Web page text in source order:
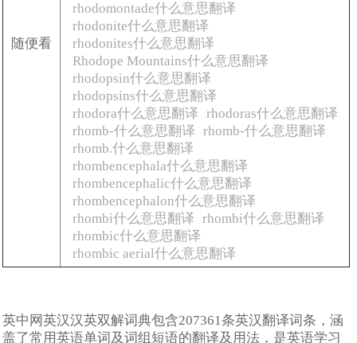
随便看
rhodomontade什么意思翻译
rhodonite什么意思翻译
rhodonites什么意思翻译
Rhodope Mountains什么意思翻译
rhodopsin什么意思翻译
rhodopsins什么意思翻译
rhodora什么意思翻译 rhodoras什么意思翻译
rhomb-什么意思翻译 rhomb-什么意思翻译
rhomb.什么意思翻译
rhombencephala什么意思翻译
rhombencephalic什么意思翻译
rhombencephalon什么意思翻译
rhombi什么意思翻译 rhombi什么意思翻译
rhombic什么意思翻译
rhombic aerial什么意思翻译
英中网英汉汉英双解词典包含207361条英汉翻译词条，涵
盖了常用英语单词及词组短语的翻译及用法，是英语学习